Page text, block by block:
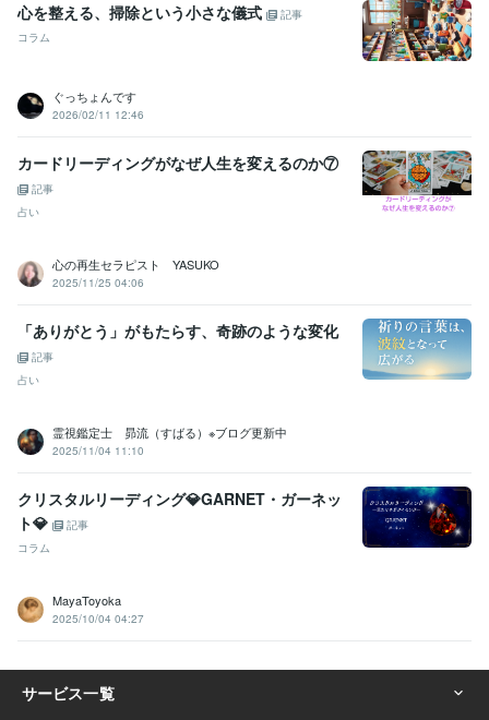
心を整える、掃除という小さな儀式
記事
コラム
ぐっちょんです
2026/02/11 12:46
カードリーディングがなぜ人生を変えるのか⑦
記事
占い
心の再生セラピスト YASUKO
2025/11/25 04:06
「ありがとう」がもたらす、奇跡のような変化
記事
占い
霊視鑑定士 昴流（すばる）※ブログ更新中
2025/11/04 11:10
クリスタルリーディング💎GARNET・ガーネッ
ト💎
記事
コラム
MayaToyoka
2025/10/04 04:27